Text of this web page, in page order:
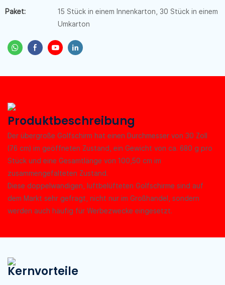
Paket:
15 Stück in einem Innenkarton, 30 Stück in einem
Umkarton
Produktbeschreibung
Der übergroße Golfschirm hat einen Durchmesser von 30 Zoll
(76 cm) im geöffneten Zustand, ein Gewicht von ca. 680 g pro
Stück und eine Gesamtlänge von 100,50 cm im
zusammengefalteten Zustand.
Diese doppelwandigen, luftbelüfteten Golfschirme sind auf
dem Markt sehr gefragt, nicht nur im Großhandel, sondern
werden auch häufig für Werbezwecke eingesetzt.
Kernvorteile